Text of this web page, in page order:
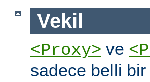
Vekil
<Proxy> ve
sadece belli